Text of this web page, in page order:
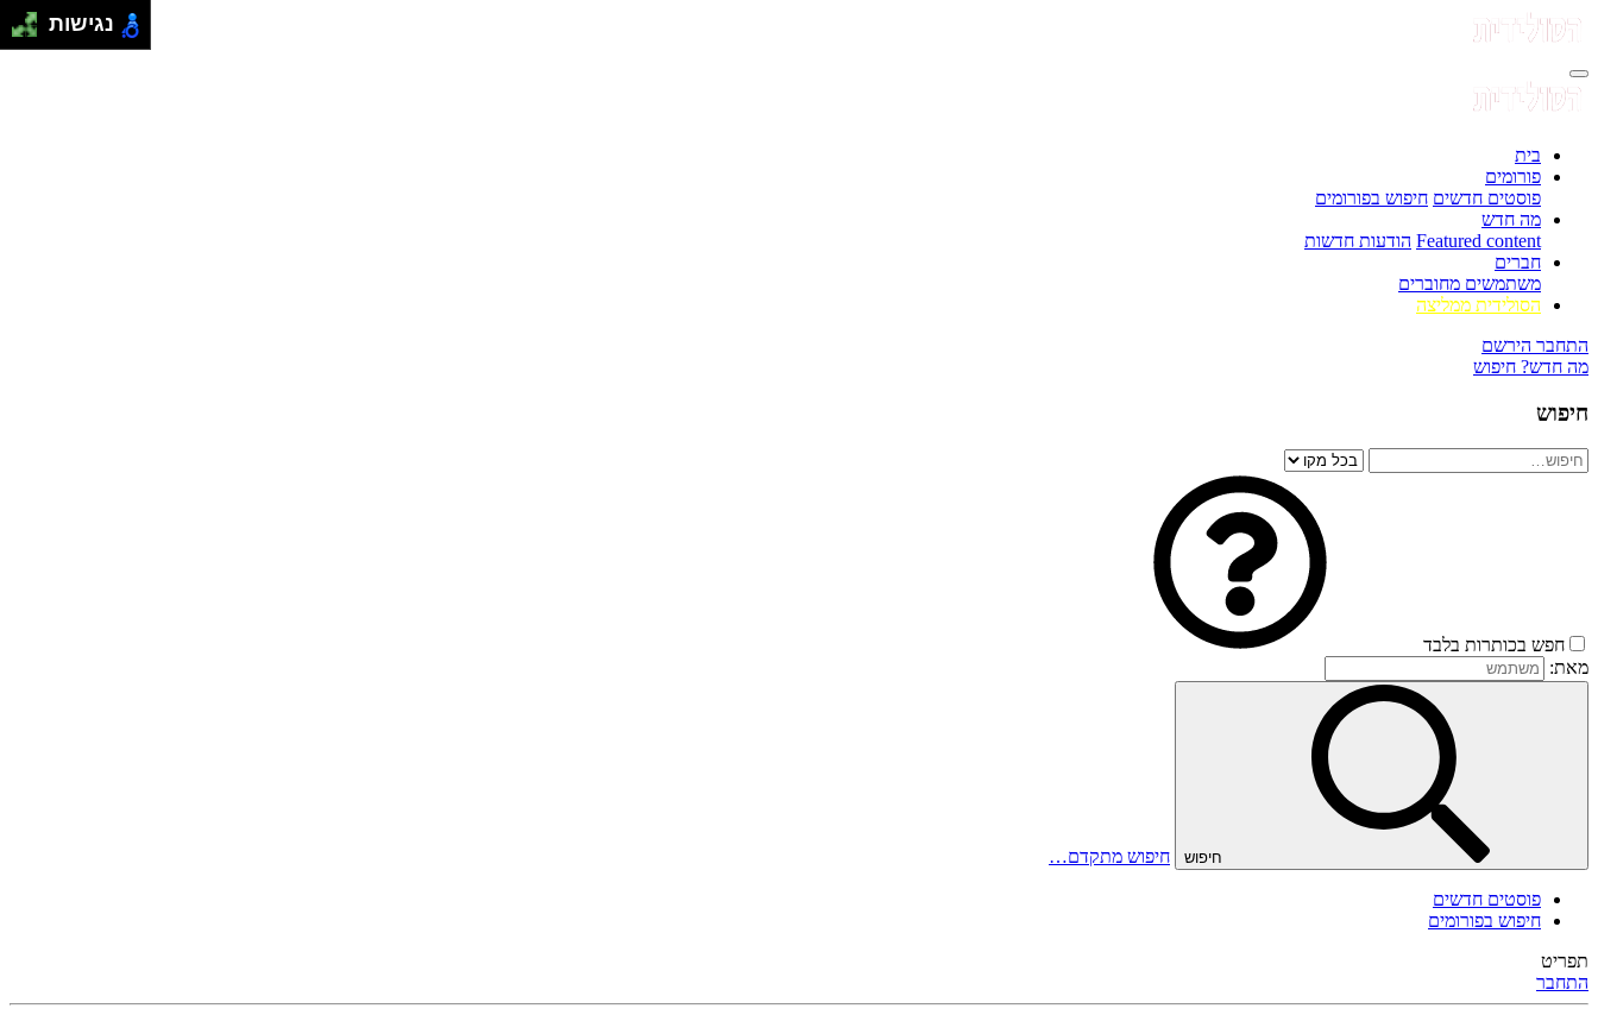
בית
פורומים
פוסטים חדשים חיפוש בפורומים
מה חדש
Featured content הודעות חדשות
חברים
משתמשים מחוברים
הסולידית ממליצה
התחבר הירשם
מה חדש? חיפוש
חיפוש
חפש בכותרות בלבד
מאת:
חיפוש חיפוש מתקדם…
פוסטים חדשים
חיפוש בפורומים
תפריט
התחבר
נגישות